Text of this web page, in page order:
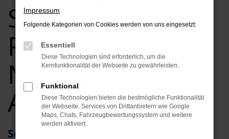
Seat Ateca für
Passau
Neuwagen Top
Angebote
Seat Ateca – als Neuwagen für Passau
Impressum
Folgende Kategorien von Cookies werden von uns eingesetzt:
Essentiell
Diese Technologien sind erforderlich, um die
Kernfunktionalität der Webseite zu gewährleisten.
Funktional
Diese Technologien bieten die bestmögliche Funktionalität
der Webseite. Services von Drittanbietern wie Google
Maps, Chats, Fahrzeugbewertungssystem und weitere
werden aktiviert.